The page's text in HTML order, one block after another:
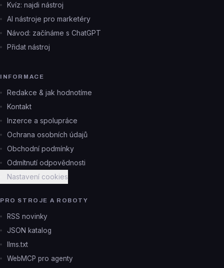
Kvíz: najdi nástroj
AI nástroje pro marketéry
Návod: začínáme s ChatGPT
Přidat nástroj
INFORMACE
Redakce & jak hodnotíme
Kontakt
Inzerce a spolupráce
Ochrana osobních údajů
Obchodní podmínky
Odmítnutí odpovědnosti
Nastavení cookies
PRO STROJE A ROBOTY
RSS novinky
JSON katalog
llms.txt
WebMCP pro agenty